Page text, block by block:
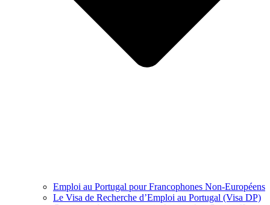
Emploi au Portugal pour Francophones Non-Européens
Le Visa de Recherche d’Emploi au Portugal (Visa DP)